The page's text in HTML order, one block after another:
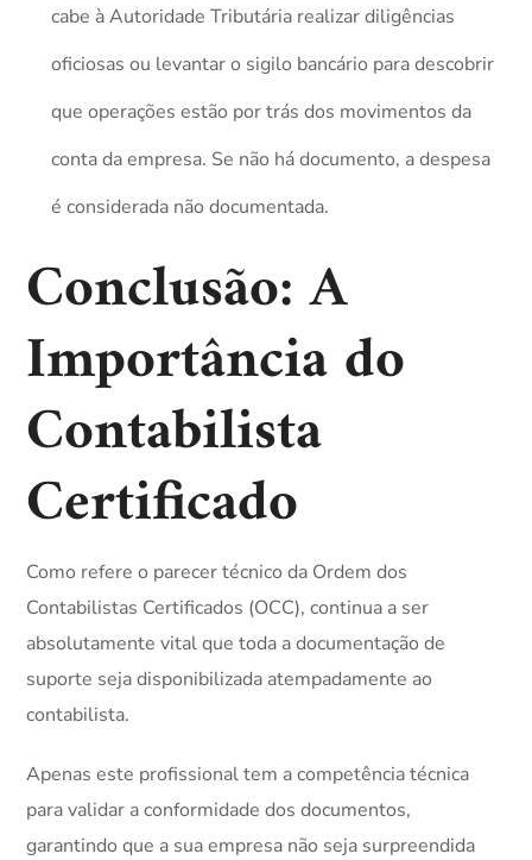
cabe à Autoridade Tributária realizar diligências
oficiosas ou levantar o sigilo bancário para descobrir
que operações estão por trás dos movimentos da
conta da empresa. Se não há documento, a despesa
é considerada não documentada.
Conclusão: A
Importância do
Contabilista
Certificado
Como refere o parecer técnico da Ordem dos
Contabilistas Certificados (OCC), continua a ser
absolutamente vital que toda a documentação de
suporte seja disponibilizada atempadamente ao
contabilista.
Apenas este profissional tem a competência técnica
para validar a conformidade dos documentos,
garantindo que a sua empresa não seja surpreendida